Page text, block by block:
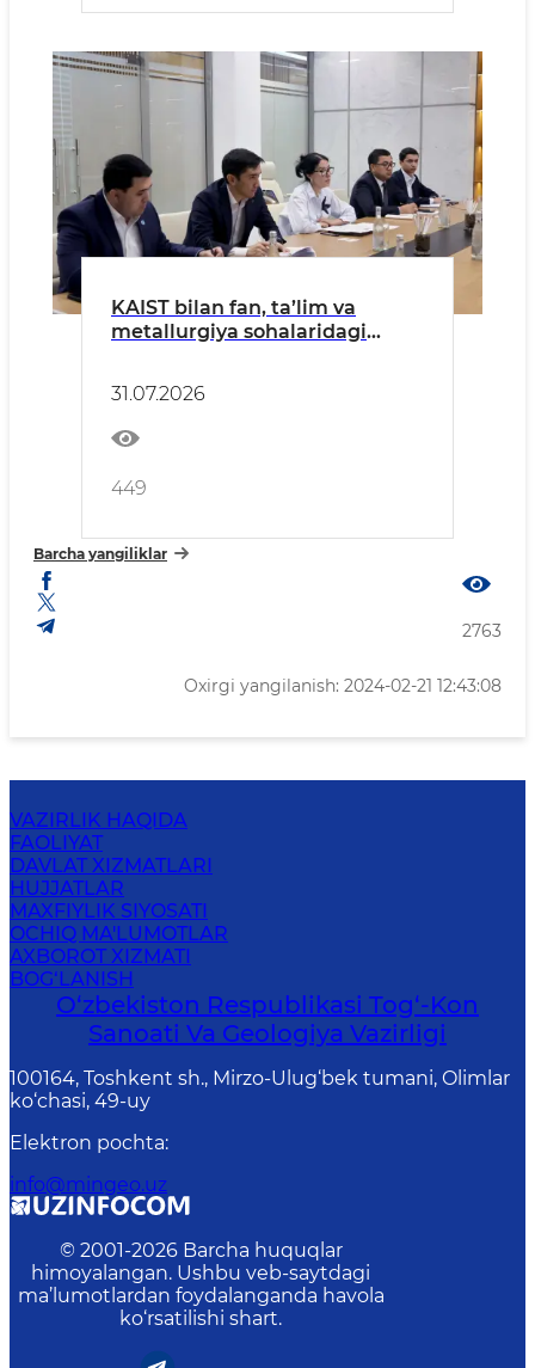
KAIST bilan fan, ta’lim va
metallurgiya sohalaridagi
31.07.2026
449
Barcha yangiliklar
2763
Oxirgi yangilanish: 2024-02-21 12:43:08
VAZIRLIK HAQIDA
FAOLIYAT
DAVLAT XIZMATLARI
HUJJATLAR
MAXFIYLIK SIYOSATI
OCHIQ MA'LUMOTLAR
AXBOROT XIZMATI
BOG‘LANISH
O‘zbekiston Respublikasi Tog‘-Kon
Sanoati Va Geologiya Vazirligi
100164, Toshkent sh., Mirzo-Ulug‘bek tumani, Olimlar
ko‘chasi, 49-uy
Elektron pochta:
info@mingeo.uz
© 2001-2026 Barcha huquqlar
himoyalangan. Ushbu veb-saytdagi
ma’lumotlardan foydalanganda havola
ko‘rsatilishi shart.